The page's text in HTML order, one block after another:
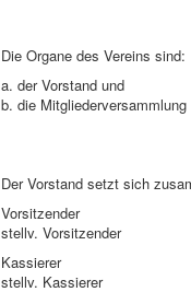
Die Organe des Vereins sind:
a. der Vorstand und
b. die Mitgliederversammlung
Der Vorstand setzt sich
stellv.
Kassierer
stellv.